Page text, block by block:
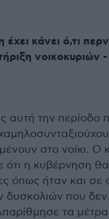
κάνει ό,τι
νοικοκυριών
αυτή την περίοδο
στο νοίκι. Ο
ότι η κυβέρνηση θα
όπως ήταν και σε
δυσκολιών που δεν
τα μέτρα